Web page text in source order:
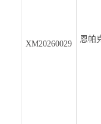
XM20260029
恩帕